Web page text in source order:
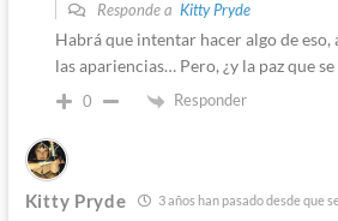
Responde a Kitty Pryde
Habrá que intentar hacer algo de eso,
las apariencias… Pero, ¿y la paz que
0 Responder
Kitty Pryde 3 años han pasado desde que